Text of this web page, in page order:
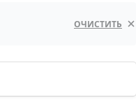
ОЧИСТИТЬ